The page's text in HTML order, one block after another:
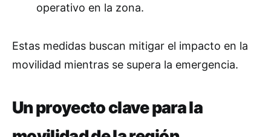
operativo en la zona.
Estas medidas buscan mitigar el impacto en la
movilidad mientras se supera la emergencia.
Un proyecto clave para la